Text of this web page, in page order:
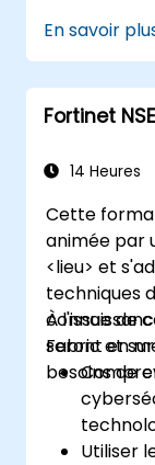
et le
En savoir
Fortinet
14 Heures
Cette
animée par
<lieu> et
techniques
Fabric et
besoins de
À l'issue de
seront en
Utiliser